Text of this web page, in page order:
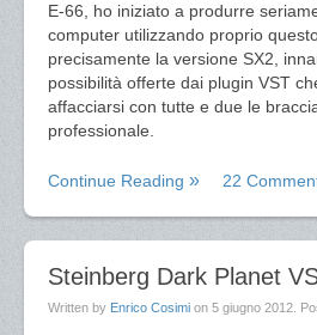
E-66, ho iniziato a produrre
computer utilizzando proprio
precisamente la versione SX2,
possibilità offerte dai plugin VST
affacciarsi con tutte e due le
professionale.
Continue Reading 22
Steinberg Dark Planet
Written by Enrico Cosimi on 5 giugno 2012 .